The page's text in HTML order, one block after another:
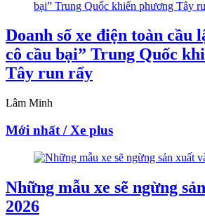
Doanh số xe điện toàn cầu
cô cầu bại” Trung Quốc
Tây run rẩy
Lâm Minh
Mới nhất / Xe plus
Những mẫu xe sẽ ngừng
2026